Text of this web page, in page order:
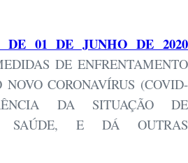
DE 01 DE JUNHO DE 2020
DE ENFRENTAMENTO
NOVO CORONAVÍRUS (COVID-
DA SITUAÇÃO DE
SAÚDE, E DÁ OUTRAS